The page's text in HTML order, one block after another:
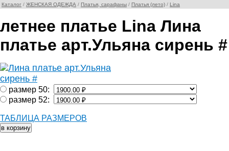
Каталог / ЖЕНСКАЯ ОДЕЖДА / Платья, сарафаны / Платья (лето) / Lina
летнее платье Lina Лина
платье арт.Ульяна сирень #
размер 50:
размер 52:
ТАБЛИЦА РАЗМЕРОВ